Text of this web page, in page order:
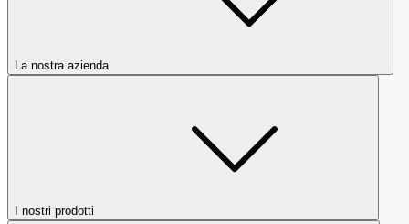
La nostra azienda
I nostri prodotti